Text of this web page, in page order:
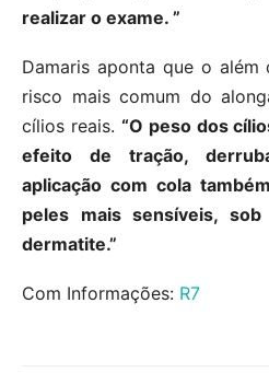
realizar o exame. ”
Damaris aponta que o além
risco mais comum do
cílios reais. “O peso dos
efeito de tração,
aplicação com cola
peles mais sensíveis,
dermatite.”
Com Informações: R7